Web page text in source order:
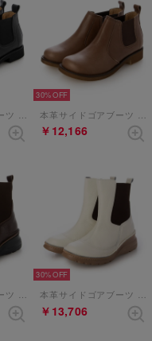
30%
￥12,166
本革サイドゴアブーツ （ダークブラウン）
30%
本革サイドゴアブーツ （アイボリー）
￥13,706